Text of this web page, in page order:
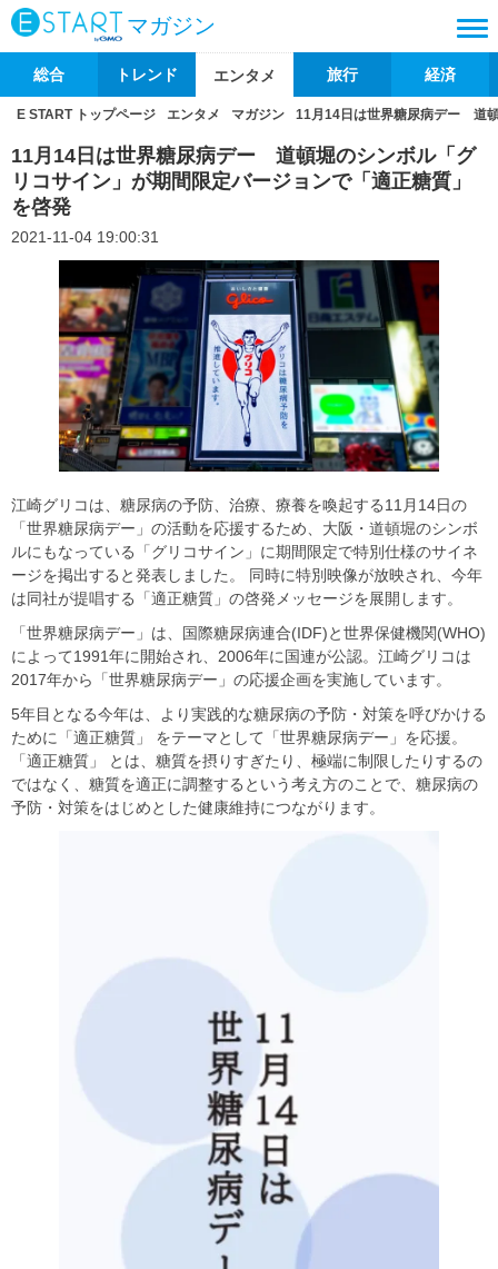
マガジン
総合 トレンド エンタメ 旅行 経済
E START トップページ エンタメ マガジン 11月14日は世界糖尿病デー 道
11月14日は世界糖尿病デー 道頓堀のシンボル「グ
リコサイン」が期間限定バージョンで「適正糖質」
を啓発
2021-11-04 19:00:31
江崎グリコは、糖尿病の予防、治療、療養を喚起する11月14日の
「世界糖尿病デー」の活動を応援するため、大阪・道頓堀のシンボ
ルにもなっている「グリコサイン」に期間限定で特別仕様のサイネ
ージを掲出すると発表しました。 同時に特別映像が放映され、今年
は同社が提唱する「適正糖質」の啓発メッセージを展開します。
「世界糖尿病デー」は、国際糖尿病連合(IDF)と世界保健機関(WHO)
によって1991年に開始され、2006年に国連が公認。江崎グリコは
2017年から「世界糖尿病デー」の応援企画を実施しています。
5年目となる今年は、より実践的な糖尿病の予防・対策を呼びかける
ために「適正糖質」 をテーマとして「世界糖尿病デー」を応援。
「適正糖質」 とは、糖質を摂りすぎたり、極端に制限したりするの
ではなく、糖質を適正に調整するという考え方のことで、糖尿病の
予防・対策をはじめとした健康維持につながります。